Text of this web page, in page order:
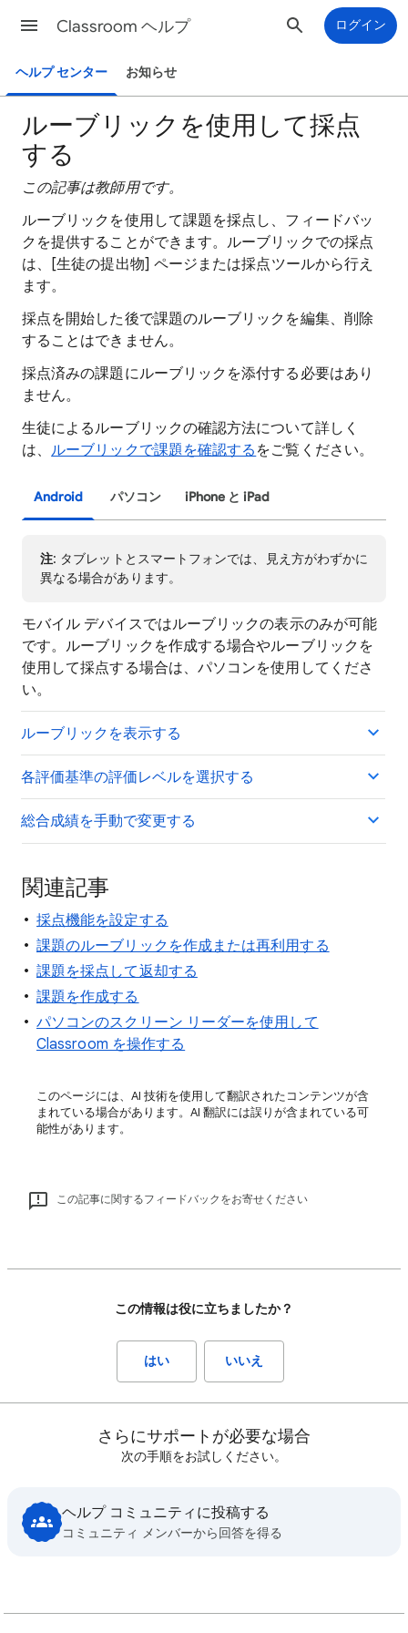
Classroom ヘルプ ログイン
ヘルプ センター お知らせ
ルーブリックを使用して採点
する
この記事は教師用です。
ルーブリックを使用して課題を採点し、フィードバッ
クを提供することができます。ルーブリックでの採点
は、[生徒の提出物] ページまたは採点ツールから行え
ます。
採点を開始した後で課題のルーブリックを編集、削除
することはできません。
採点済みの課題にルーブリックを添付する必要はあり
ません。
生徒によるルーブリックの確認方法について詳しく
は、ルーブリックで課題を確認する をご覧ください。
Android パソコン iPhone と iPad
注: タブレットとスマートフォンでは、見え方がわずかに
異なる場合があります。
モバイル デバイスではルーブリックの表示のみが可能
です。ルーブリックを作成する場合やルーブリックを
使用して採点する場合は、パソコンを使用してくださ
い。
ルーブリックを表示する
各評価基準の評価レベルを選択する
総合成績を手動で変更する
関連記事
採点機能を設定する
課題のルーブリックを作成または再利用する
課題を採点して返却する
課題を作成する
パソコンのスクリーン リーダーを使用して
Classroom を操作する
このページには、AI 技術を使用して翻訳されたコンテンツが含
まれている場合があります。AI 翻訳には誤りが含まれている可
能性があります。
この記事に関するフィードバックをお寄せください
この情報は役に立ちましたか？
はい いいえ
さらにサポートが必要な場合
次の手順をお試しください。
ヘルプ コミュニティに投稿する
コミュニティ メンバーから回答を得る